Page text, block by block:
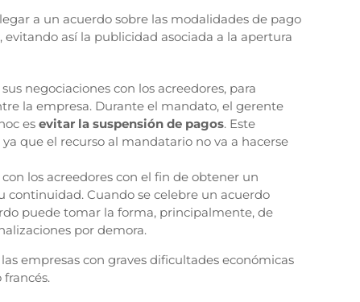
a un acuerdo sobre las modalidades de pago
así la publicidad asociada a la apertura
negociaciones con los acreedores, para
la empresa. Durante el mandato, el gerente
es evitar la suspensión de pagos. Este
ya que el recurso al mandatario no va a hacerse
los acreedores con el fin de obtener un
continuidad. Cuando se celebre un acuerdo
puede tomar la forma, principalmente, de
por demora.
empresas con graves dificultades económicas